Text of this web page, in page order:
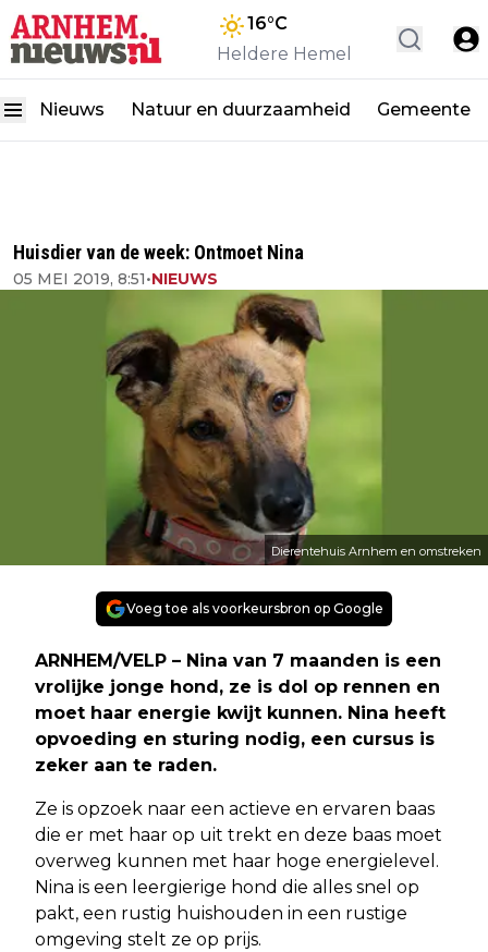
16°C
Heldere Hemel
Nieuws Natuur en duurzaamheid Gemeente
Huisdier van de week: Ontmoet Nina
05 MEI 2019, 8:51•NIEUWS
Dierentehuis Arnhem en omstreken
Voeg toe als voorkeursbron op Google
ARNHEM/VELP – Nina van 7 maanden is een
vrolijke jonge hond, ze is dol op rennen en
moet haar energie kwijt kunnen. Nina heeft
opvoeding en sturing nodig, een cursus is
zeker aan te raden.
Ze is opzoek naar een actieve en ervaren baas
die er met haar op uit trekt en deze baas moet
overweg kunnen met haar hoge energielevel.
Nina is een leergierige hond die alles snel op
pakt, een rustig huishouden in een rustige
omgeving stelt ze op prijs.